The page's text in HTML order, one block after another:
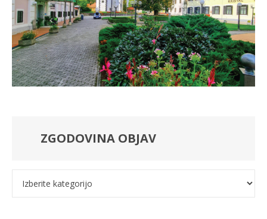
ZGODOVINA OBJAV